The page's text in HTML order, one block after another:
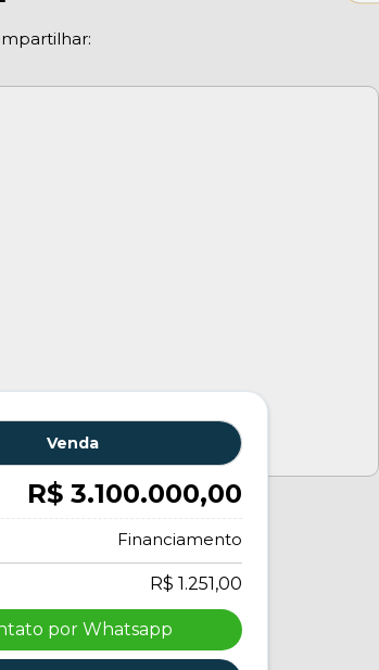
Venda
R$ 3.100.000,00
Financiamento
R$ 1.251,00
por Whatsapp